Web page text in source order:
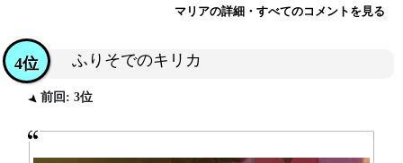
マリアの詳細・すべてのコメントを見る
ふりそでのキリカ
4位
前回: 3位